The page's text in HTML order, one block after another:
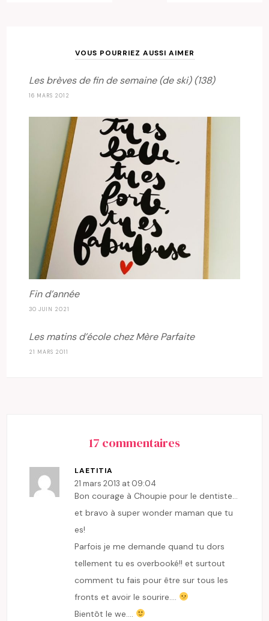
VOUS POURRIEZ AUSSI AIMER
Les brèves de fin de semaine (de ski) (138)
16 MARS 2012
Fin d’année
30 JUIN 2021
Les matins d’école chez Mère Parfaite
21 MARS 2011
17 commentaires
LAETITIA
21 mars 2013 at 09:04
Bon courage à Choupie pour le dentiste…
et bravo à super wonder maman que tu
es!
Parfois je me demande quand tu dors
tellement tu es overbooké!! et surtout
comment tu fais pour être sur tous les
fronts et avoir le sourire….
Bientôt le we….